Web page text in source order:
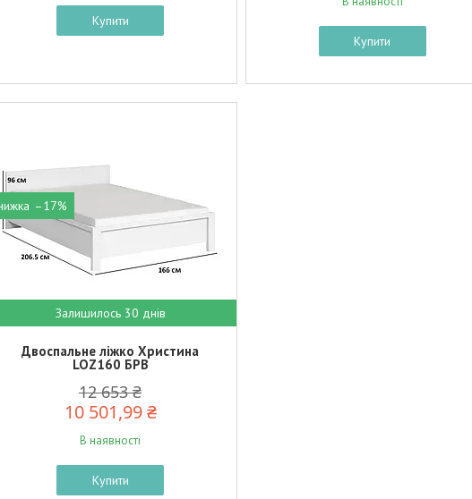
Купити
Купити
–17%
Залишилось 30 днів
Двоспальне ліжко Христина
LOZ160 БРВ
12 653 ₴
10 501,99 ₴
В наявності
Купити